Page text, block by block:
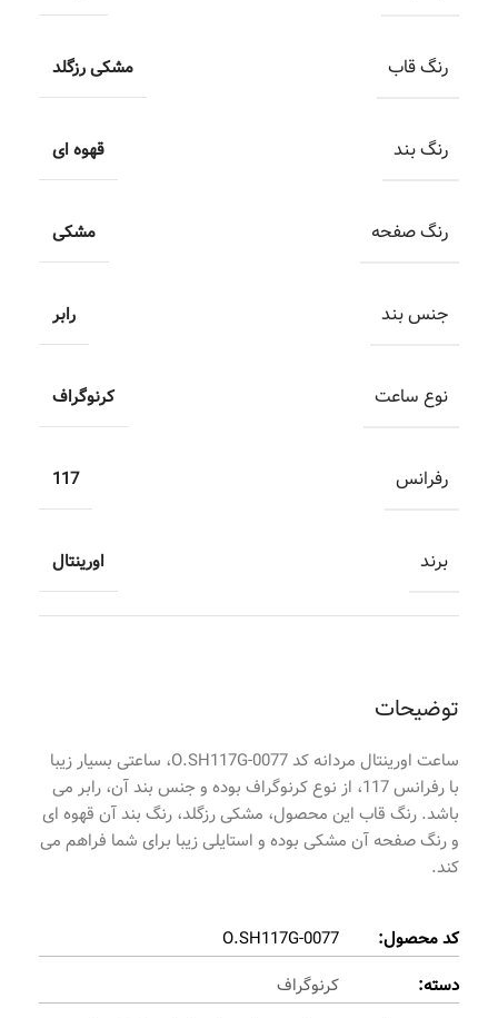
توضیحات
ساعت اورینتال مردانه کد O.SH117G-0077، ساعتی بسیار زیبا
با رفرانس 117، از نوع کرنوگراف بوده و جنس بند آن، رابر می
باشد. رنگ قاب این محصول، مشکی رزگلد، رنگ بند آن قهوه ای
و رنگ صفحه آن مشکی بوده و استایلی زیبا برای شما فراهم می
کند.
کد محصول:
O.SH117G-0077
دسته:
کرنوگراف
رنگ قاب مشکی رزگلد
رنگ بند قهوه ای
رنگ صفحه مشکی
جنس بند رابر
نوع ساعت کرنوگراف
رفرانس 117
برند اورینتال